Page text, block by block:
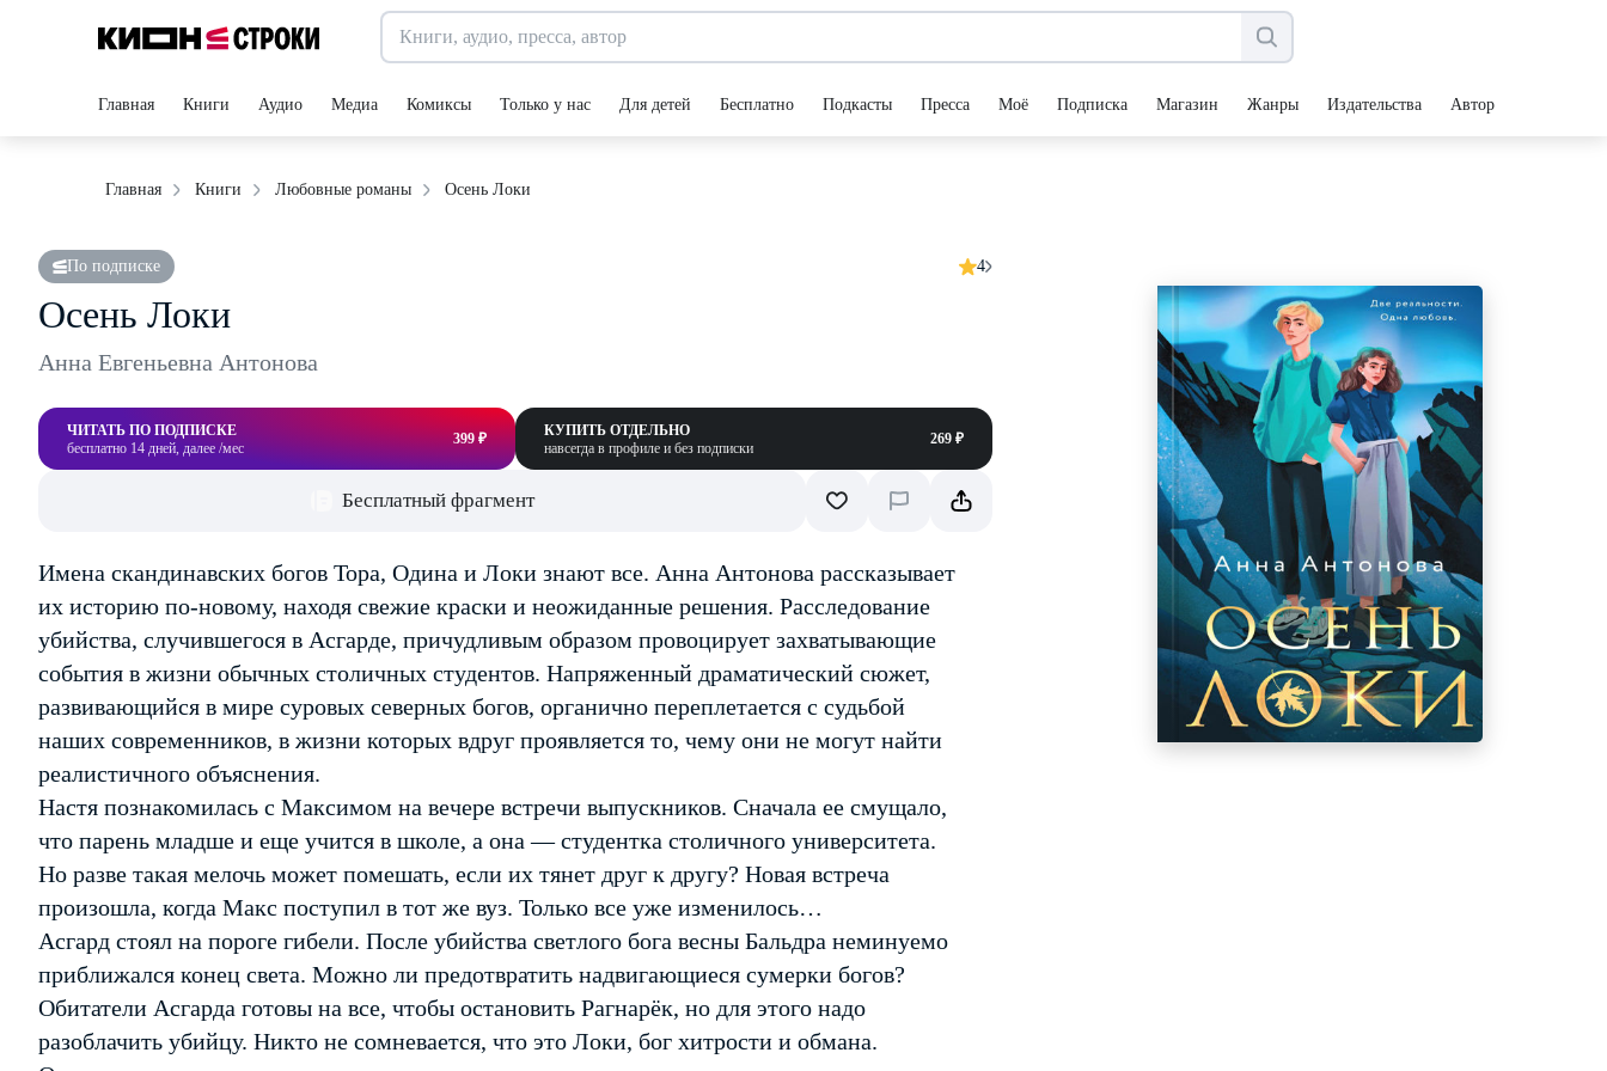
Главная Книги Аудио Медиа Комиксы Только у нас Для детей Бесплатно Подкасты Пресса Моё Подписка Магазин Жанры Издательства Авторы
Главная Книги Любовные романы Осень Локи
По подписке 4
Осень Локи
Анна Евгеньевна Антонова
ЧИТАТЬ ПО ПОДПИСКЕ
бесплатно 14 дней, далее /мес
399 ₽
КУПИТЬ ОТДЕЛЬНО
навсегда в профиле и без подписки
269 ₽
Бесплатный фрагмент
Имена скандинавских богов Тора, Одина и Локи знают все. Анна Антонова рассказывает
их историю по-новому, находя свежие краски и неожиданные решения. Расследование
убийства, случившегося в Асгарде, причудливым образом провоцирует захватывающие
события в жизни обычных столичных студентов. Напряженный драматический сюжет,
развивающийся в мире суровых северных богов, органично переплетается с судьбой
наших современников, в жизни которых вдруг проявляется то, чему они не могут найти
реалистичного объяснения.
Настя познакомилась с Максимом на вечере встречи выпускников. Сначала ее смущало,
что парень младше и еще учится в школе, а она — студентка столичного университета.
Но разве такая мелочь может помешать, если их тянет друг к другу? Новая встреча
произошла, когда Макс поступил в тот же вуз. Только все уже изменилось…
Асгард стоял на пороге гибели. После убийства светлого бога весны Бальдра неминуемо
приближался конец света. Можно ли предотвратить надвигающиеся сумерки богов?
Обитатели Асгарда готовы на все, чтобы остановить Рагнарёк, но для этого надо
разоблачить убийцу. Никто не сомневается, что это Локи, бог хитрости и обмана.